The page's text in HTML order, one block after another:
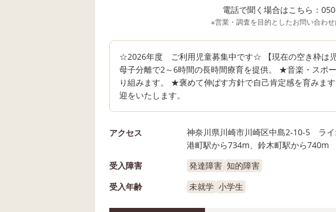
電話で聞く場合はこちら：
※営業・調査を目的としたお問い合わ
☆2026年度 ご利用児童募集中です☆ 【現在の空き枠は
母子分離で2～6時間の長時間療育を提供。 ★音楽・スポ
り組みます。 ★褒めて伸ばす方針で自己肯定感を育みま
迎をいたします。
アクセス
神奈川県川崎市川崎区中島2-10-5 ラ
港町駅から734m、鈴木町駅から740m
受入障害
発達障害 知的障害
受入年齢
未就学 小学生